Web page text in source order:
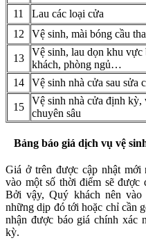
11
Lau các loại cửa
12
Vệ sinh, mài bóng cầu
13
Vệ sinh, lau dọn khu vực
khách, phòng ngủ…
14 Vệ sinh nhà cửa sau sửa
15
Vệ sinh nhà cửa định kỳ,
chuyên sâu
Bảng báo giá dịch vụ vệ
Giá ở trên được cập nhật mới
vào một số thời điểm sẽ
Bởi vậy, Quý khách nên
những dịp đó tới hoặc chỉ cần
nhận được báo giá chính xác
kỳ.